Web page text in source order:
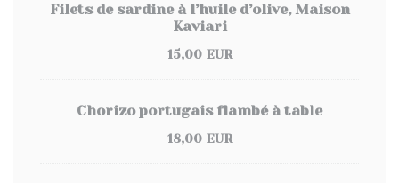
Filets de sardine à l’huile d’olive, Maison
Kaviari
15,00 EUR
Chorizo portugais flambé à table
18,00 EUR